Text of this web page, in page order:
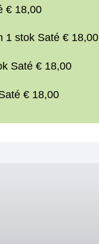
€ 18,00
1 stok Saté € 18,00
Saté € 18,00
€ 18,00